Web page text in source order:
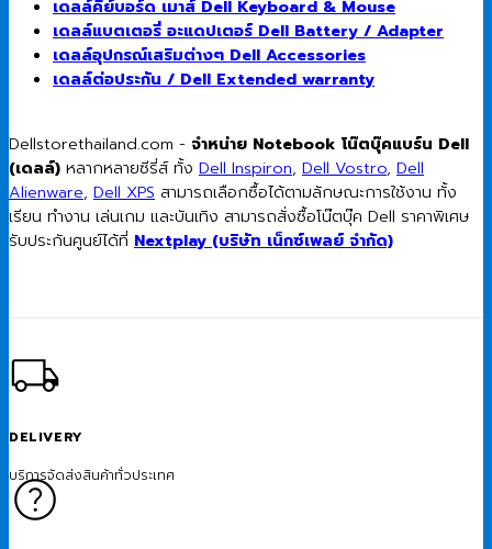
เดลล์คีย์บอร์ด เมาส์ Dell Keyboard & Mouse
เดลล์แบตเตอรี่ อะแดปเตอร์ Dell Battery / Adapter
เดลล์อุปกรณ์เสริมต่างๆ Dell Accessories
เดลล์ต่อประกัน / Dell Extended warranty
Dellstorethailand.com - จำหน่าย Notebook โน๊ตบุ๊คแบร์น Dell
(เดลล์) หลากหลายซีรี่ส์ ทั้ง Dell Inspiron, Dell Vostro, Dell
Alienware, Dell XPS สามารถเลือกซื้อได้ตามลักษณะการใช้งาน ทั้ง
เรียน ทำงาน เล่นเกม และบันเทิง สามารถสั่งซื้อโน๊ตบุ๊ค Dell ราคาพิเศษ
รับประกันศูนย์ได้ที่ Nextplay (บริษัท เน็กซ์เพลย์ จำกัด)
DELIVERY
บริการจัดส่งสินค้าทั่วประเทศ